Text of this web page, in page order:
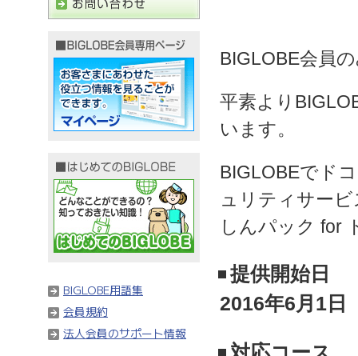
BIGLOBE会員
平素より
います。
BIGLOBEでド
ュリティサー
しんパック for
提供開始日
2016年6月1日
BIGLOBE用語集
会員規約
法人会員のサポート情報